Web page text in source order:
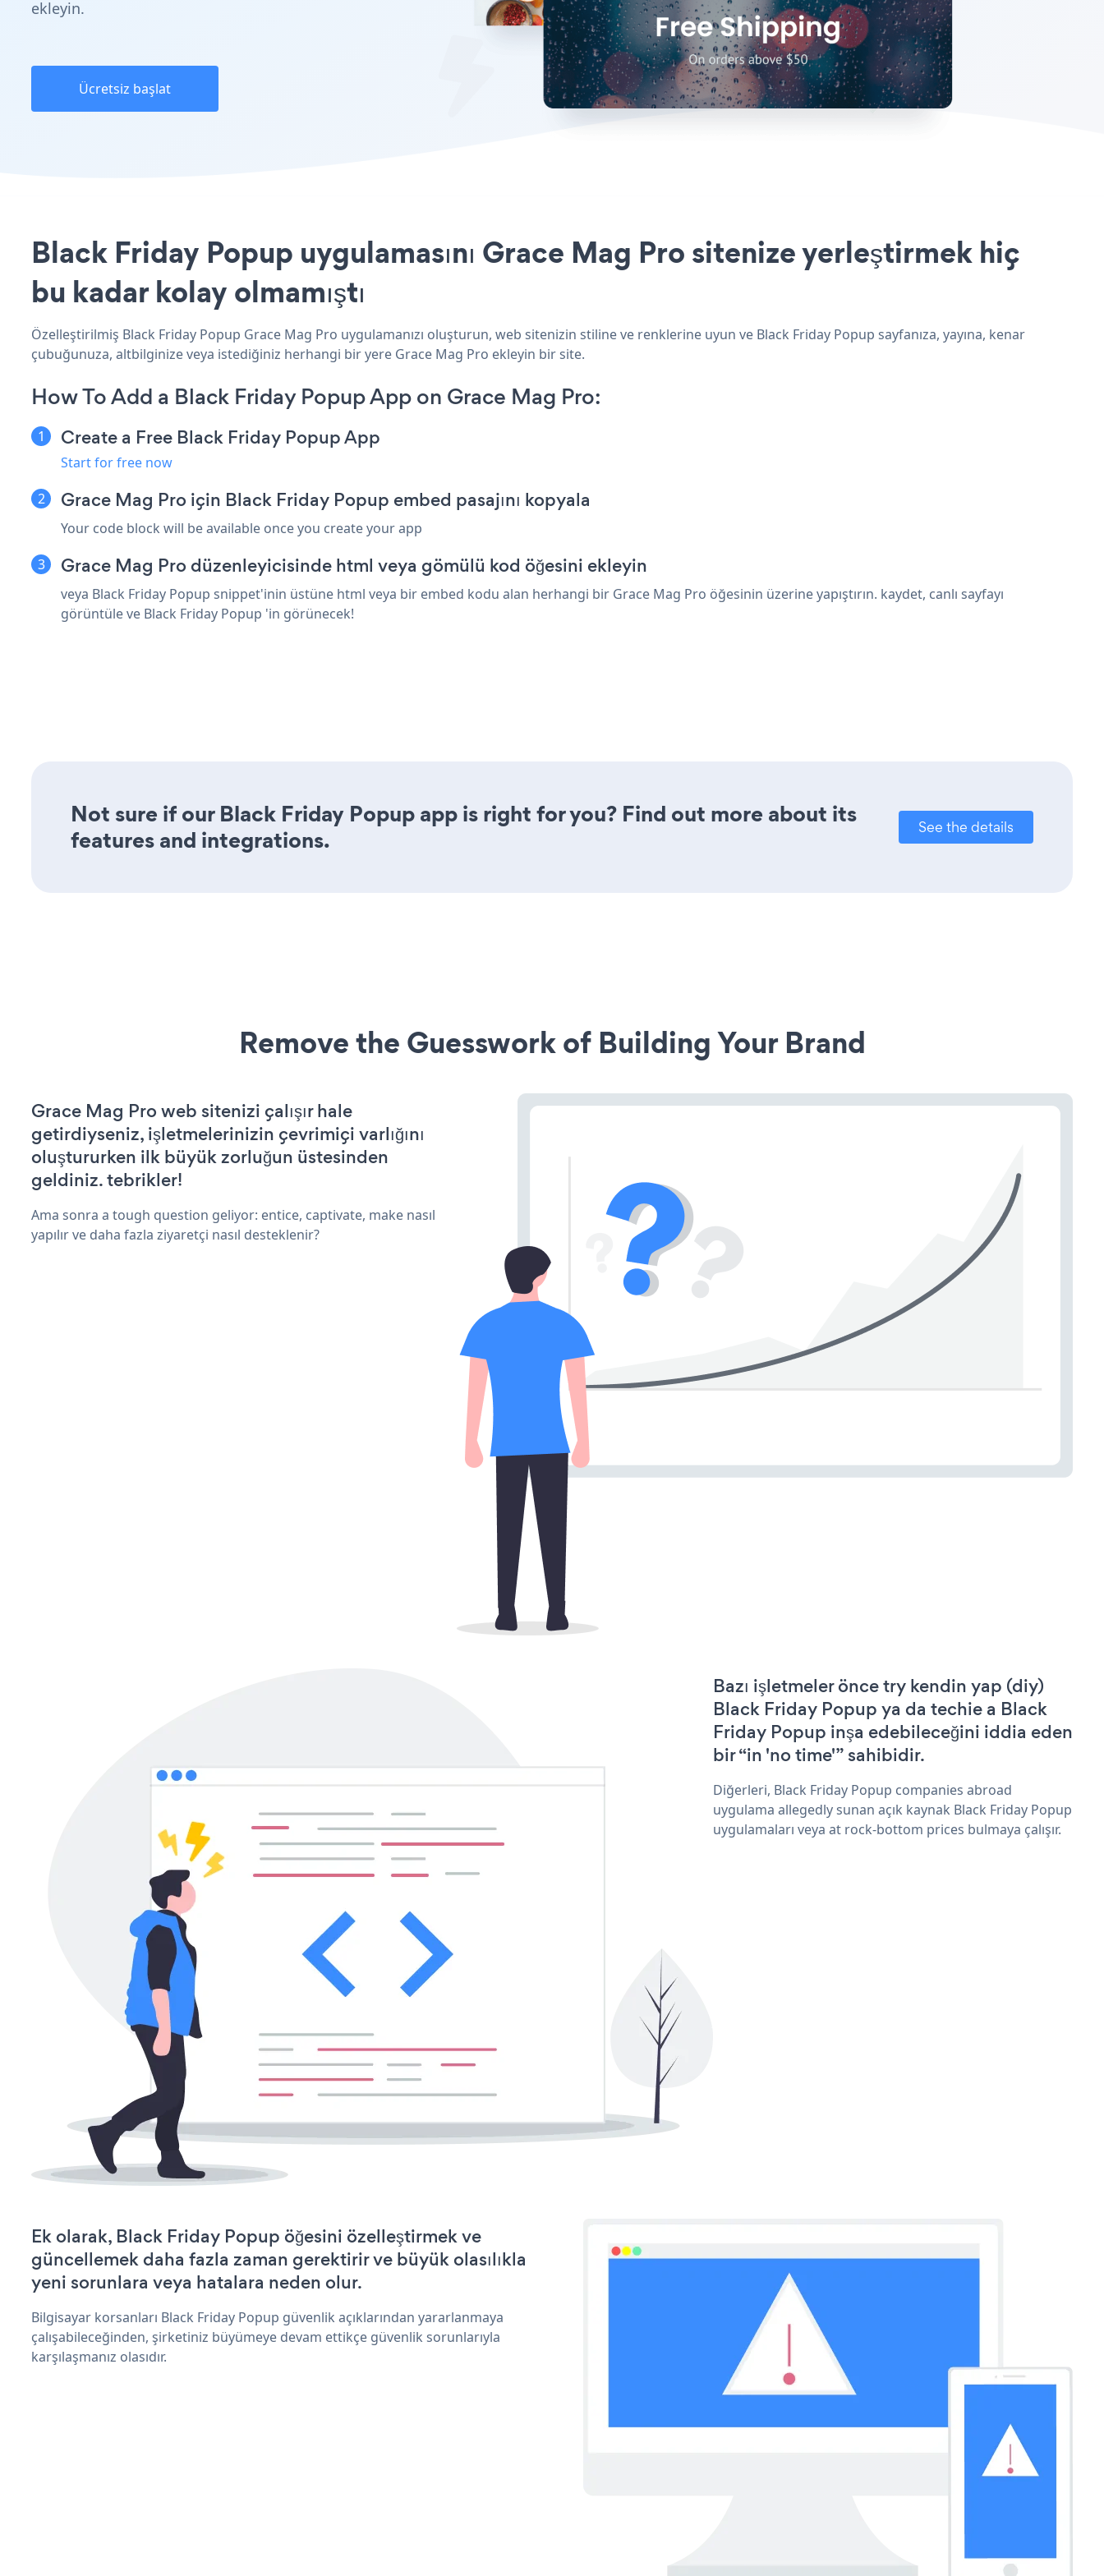
ekleyin.
Ücretsiz başlat
Black Friday Popup uygulamasını Grace Mag Pro sitenize yerleştirmek hiç
bu kadar kolay olmamıştı
Özelleştirilmiş Black Friday Popup Grace Mag Pro uygulamanızı oluşturun, web sitenizin stiline ve renklerine uyun ve Black Friday Popup sayfanıza, yayına, kenar
çubuğunuza, altbilginize veya istediğiniz herhangi bir yere Grace Mag Pro ekleyin bir site.
How To Add a Black Friday Popup App on Grace Mag Pro:
Create a Free Black Friday Popup App
Start for free now
Grace Mag Pro için Black Friday Popup embed pasajını kopyala
Your code block will be available once you create your app
Grace Mag Pro düzenleyicisinde html veya gömülü kod öğesini ekleyin
veya Black Friday Popup snippet'inin üstüne html veya bir embed kodu alan herhangi bir Grace Mag Pro öğesinin üzerine yapıştırın. kaydet, canlı sayfayı
görüntüle ve Black Friday Popup 'in görünecek!
Not sure if our Black Friday Popup app is right for you? Find out more about its
features and integrations.
See the details
Remove the Guesswork of Building Your Brand
Grace Mag Pro web sitenizi çalışır hale
getirdiyseniz, işletmelerinizin çevrimiçi varlığını
oluştururken ilk büyük zorluğun üstesinden
geldiniz. tebrikler!
Ama sonra a tough question geliyor: entice, captivate, make nasıl
yapılır ve daha fazla ziyaretçi nasıl desteklenir?
Bazı işletmeler önce try kendin yap (diy)
Black Friday Popup ya da techie a Black
Friday Popup inşa edebileceğini iddia eden
bir “in 'no time'” sahibidir.
Diğerleri, Black Friday Popup companies abroad
uygulama allegedly sunan açık kaynak Black Friday Popup
uygulamaları veya at rock-bottom prices bulmaya çalışır.
Ek olarak, Black Friday Popup öğesini özelleştirmek ve
güncellemek daha fazla zaman gerektirir ve büyük olasılıkla
yeni sorunlara veya hatalara neden olur.
Bilgisayar korsanları Black Friday Popup güvenlik açıklarından yararlanmaya
çalışabileceğinden, şirketiniz büyümeye devam ettikçe güvenlik sorunlarıyla
karşılaşmanız olasıdır.